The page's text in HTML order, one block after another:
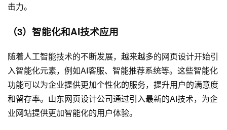
击力。
（3）智能化和AI技术应用
随着人工智能技术的不断发展，越来越多的网页设计开始引
入智能化元素，例如AI客服、智能推荐系统等。这些智能化
功能可以为企业提供更加个性化的服务，提升用户的满意度
和留存率。山东网页设计公司通过引入最新的AI技术，为企
业网站提供更加智能化的用户体验。